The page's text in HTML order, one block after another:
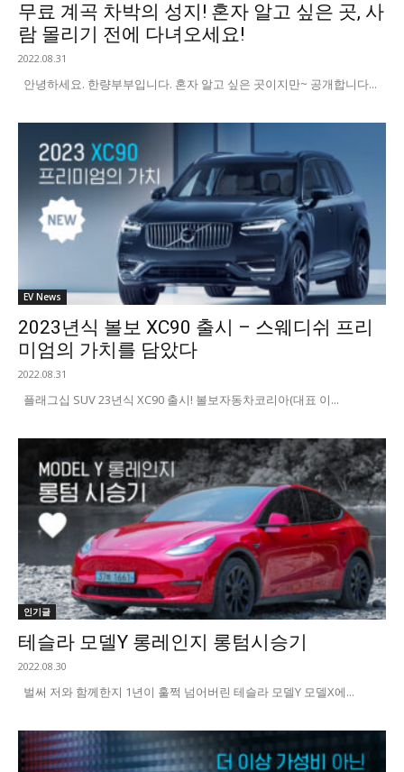
무료 계곡 차박의 성지! 혼자 알고 싶은 곳, 사
람 몰리기 전에 다녀오세요!
2022.08.31
안녕하세요. 한량부부입니다. 혼자 알고 싶은 곳이지만~ 공개합니다...
EV News
2023년식 볼보 XC90 출시 – 스웨디쉬 프리
미엄의 가치를 담았다
2022.08.31
플래그십 SUV 23년식 XC90 출시! 볼보자동차코리아(대표 이...
인기글
테슬라 모델Y 롱레인지 롱텀시승기
2022.08.30
벌써 저와 함께한지 1년이 훌쩍 넘어버린 테슬라 모델Y 모델X에...